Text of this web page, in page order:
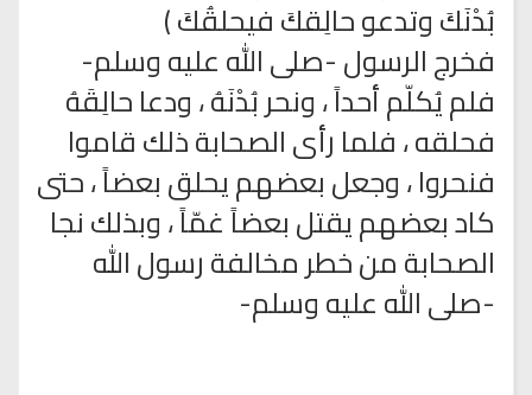
بُدْنَكَ وتدعو حالِقكَ فيحلقُكَ )
فخرج الرسول -صلى الله عليه وسلم-
فلم يُكلّم أحداً ، ونحر بُدْنَهُ ، ودعا حالِقَهُ
فحلقه ، فلما رأى الصحابة ذلك قاموا
فنحروا ، وجعل بعضهم يحلق بعضاً ، حتى
كاد بعضهم يقتل بعضاً غمّاً ، وبذلك نجا
الصحابة من خطر مخالفة رسول الله
-صلى الله عليه وسلم-